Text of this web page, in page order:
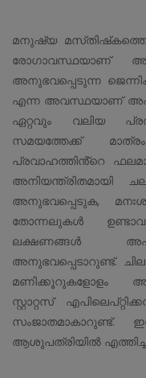
മനുഷ്യ മസ്‌തിഷ്‌കത്തെ
രോഗാവസ്ഥയാണ്
അനുഭവപ്പെടുന്ന
എന്ന അവസ്ഥയാണ്
ഏറ്റവും വലിയ
സമയത്തേക്ക്
പ്രവാഹത്തിൻ്റെ
അനിയന്ത്രിതമായി
അനുഭവപ്പെടുക,
തോന്നലുകൾ
ലക്ഷണങ്ങൾ
അനുഭവപ്പെടാറുണ്ട്.
മണിക്കൂറുകളോളം
സ്റ്റാറ്റസ്
ആശുപത്രിയിൽ